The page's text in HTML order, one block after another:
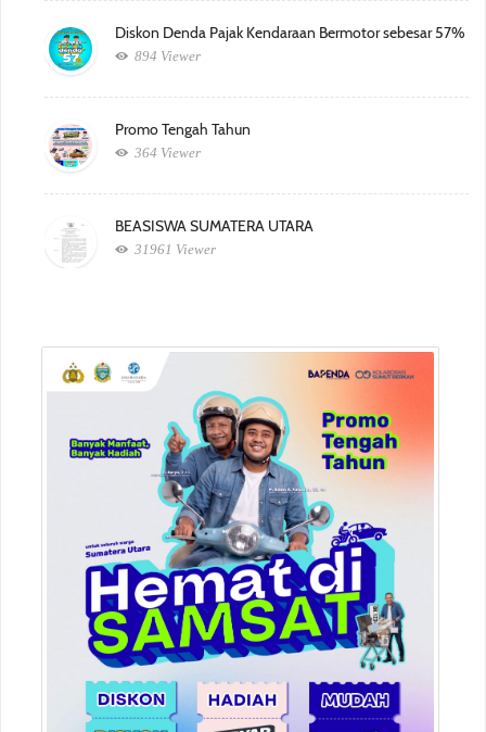
Diskon Denda Pajak Kendaraan Bermotor sebesar 57%
894 Viewer
Promo Tengah Tahun
364 Viewer
BEASISWA SUMATERA UTARA
31961 Viewer